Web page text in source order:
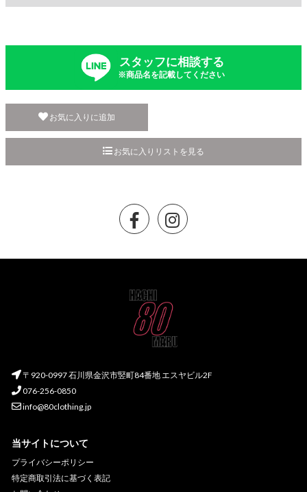
スタッフに相談する
※商品名を記載してください
お気に入りに追加
お気に入りリストを見る
〒920-0997 石川県金沢市竪町84番地 エスヤビル2F
076-256-0850
info@80clothing.jp
当サイトについて
プライバシーポリシー
特定商取引法に基づく表記